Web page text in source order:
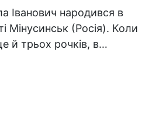
Іванович народився в
Мінусинськ (Росія). Коли
й трьох рочків, в…